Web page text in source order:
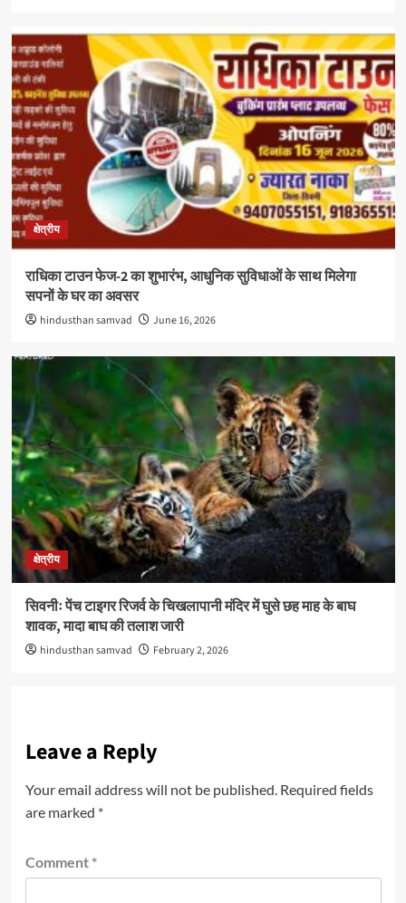
क्षेत्रीय
राधिका टाउन फेज-2 का शुभारंभ, आधुनिक सुविधाओं के साथ मिलेगा
सपनों के घर का अवसर
hindusthan samvad June 16, 2026
क्षेत्रीय
सिवनीः पेंच टाइगर रिजर्व के चिखलापानी मंदिर में घुसे छह माह के बाघ
शावक, मादा बाघ की तलाश जारी
hindusthan samvad February 2, 2026
Leave a Reply
Your email address will not be published. Required fields
are marked *
Comment *